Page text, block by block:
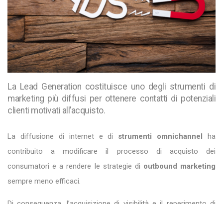
La Lead Generation costituisce uno degli strumenti di
marketing più diffusi per ottenere contatti di potenziali
clienti motivati all’acquisto.
La diffusione di internet e di strumenti omnichannel ha
contribuito a modificare il processo di acquisto dei
consumatori e a rendere le strategie di outbound marketing
sempre meno efficaci.